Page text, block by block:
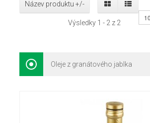
Název produktu +/-
Výsledky 1 - 2 z 2
Oleje z granátového jablka